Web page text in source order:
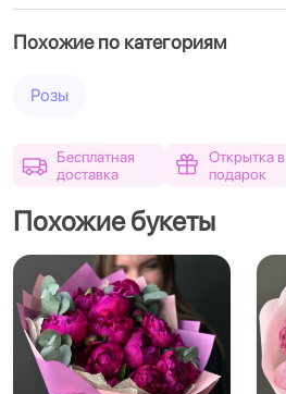
Похожие по категориям
Розы
Бесплатная
доставка
Открытка в
подарок
Похожие букеты